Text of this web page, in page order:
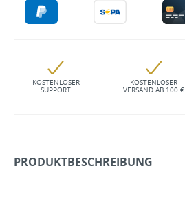
KOSTENLOSER
SUPPORT
KOSTENLOSER
VERSAND AB 100 €
PRODUKTBESCHREIBUNG